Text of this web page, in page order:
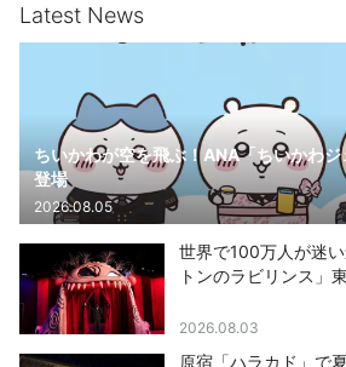
Latest News
ちいかわが空を飛ぶ！ANA「ちいかわ
登場
2026.08.05
世界で100万人が迷
トンのラビリンス」
2026.08.03
原宿「ハラカド」で